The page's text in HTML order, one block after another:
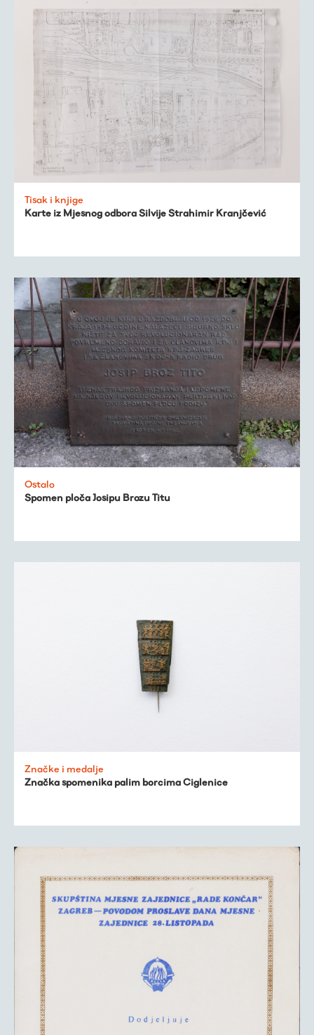
Tisak i knjige
Karte iz Mjesnog odbora Silvije Strahimir Kranjčević
Ostalo
Spomen ploča Josipu Brozu Titu
Značke i medalje
Značka spomenika palim borcima Ciglenice